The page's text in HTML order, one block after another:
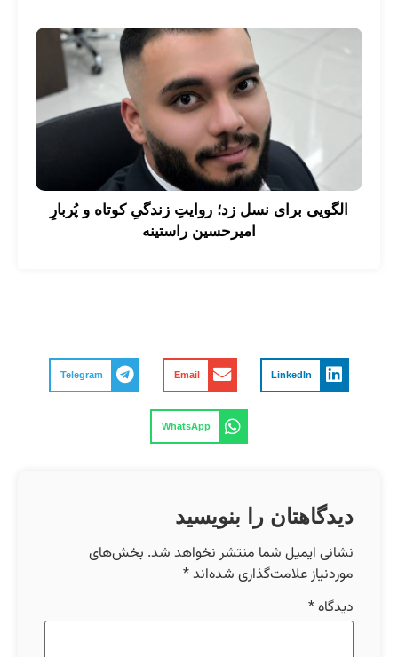
الگویی برای نسل زد؛ روایتِ زندگیِ کوتاه و پُربارِ
امیرحسین راستینه
LinkedIn
Email
Telegram
WhatsApp
دیدگاهتان را بنویسید
نشانی ایمیل شما منتشر نخواهد شد. بخش‌های
موردنیاز علامت‌گذاری شده‌اند*
دیدگاه*